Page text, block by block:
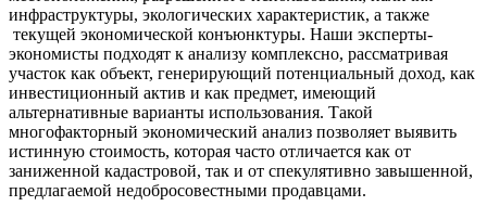
инфраструктуры, экологических характеристик, а также
текущей экономической конъюнктуры. Наши эксперты-
экономисты подходят к анализу комплексно, рассматривая
участок как объект, генерирующий потенциальный доход, как
инвестиционный актив и как предмет, имеющий
альтернативные варианты использования. Такой
многофакторный экономический анализ позволяет выявить
истинную стоимость, которая часто отличается как от
заниженной кадастровой, так и от спекулятивно завышенной,
предлагаемой недобросовестными продавцами.